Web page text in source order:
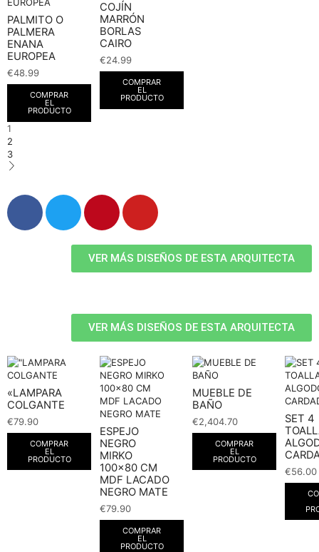
PALMITO O
PALMERA
ENANA
EUROPEA
€48.99
COMPRAR
EL
PRODUCTO
COJÍN
MARRÓN
BORLAS
CAIRO
€24.99
COMPRAR
EL
PRODUCTO
1
2
3
VER MÁS DISEÑOS DE ESTA ARQUITECTA
VER MÁS DISEÑOS DE ESTA ARQUITECTA
«LAMPARA
COLGANTE
€79.90
COMPRAR
EL
PRODUCTO
ESPEJO
NEGRO
MIRKO
100×80 CM
MDF LACADO
NEGRO MATE
€79.90
COMPRAR
EL
PRODUCTO
MUEBLE DE
BAÑO
€2,404.70
COMPRAR
EL
PRODUCTO
SET 4
€56.00